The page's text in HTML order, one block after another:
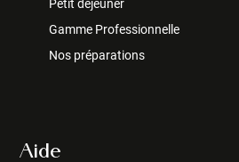
Petit déjeuner
Gamme Professionnelle
Nos préparations
Aide